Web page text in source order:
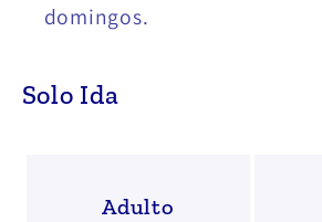
domingos.
Solo Ida
Adulto